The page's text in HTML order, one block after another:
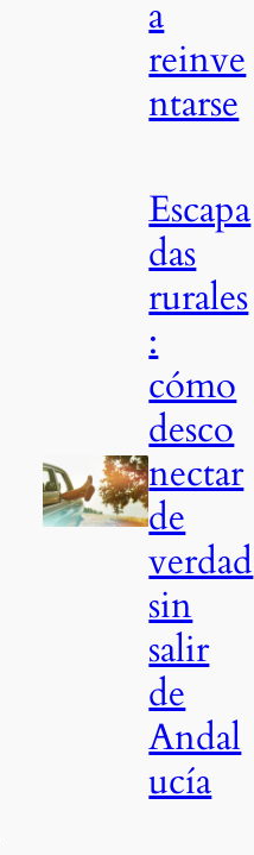
a
reinve
ntarse
Escapa
das
rurales
:
cómo
desco
nectar
de
verdad
sin
salir
de
Andal
ucía